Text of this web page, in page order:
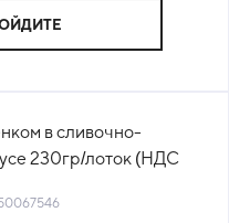
в сливочно-
230гр/лоток (НДС
Россия (КОД 39792)